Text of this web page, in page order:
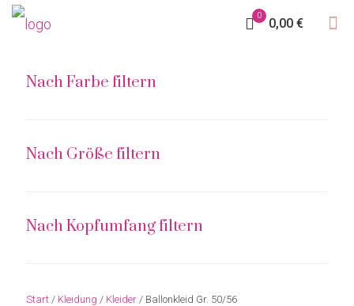
0
0,00 €
Nach Farbe filtern
Nach Größe filtern
Nach Kopfumfang filtern
Start / Kleidung / Kleider / Ballonkleid Gr. 50/56